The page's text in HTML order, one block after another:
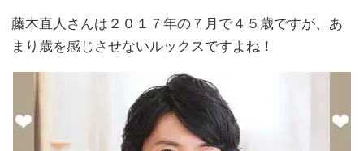
藤木直人さんは２０１７年の７月で４５歳ですが、あ
まり歳を感じさせないルックスですよね！